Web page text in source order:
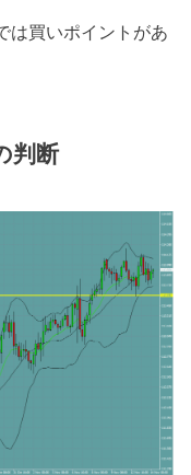
は買いポイントがあ
判断